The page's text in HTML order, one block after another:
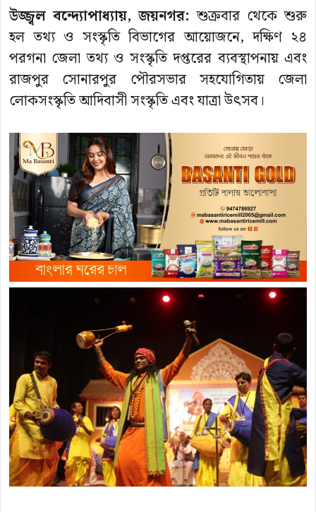
উজ্জ্বল বন্দ্যোপাধ্যায়, জয়নগর:শুক্রবার থেকে শুরু
হল তথ্য ও সংস্কৃতি বিভাগের আয়োজনে, দক্ষিণ ২৪
পরগনা জেলা তথ্য ও সংস্কৃতি দপ্তরের ব্যবস্থাপনায় এবং
রাজপুর সোনারপুর পৌরসভার সহযোগিতায় জেলা
লোকসংস্কৃতি আদিবাসী সংস্কৃতি এবং যাত্রা উৎসব।